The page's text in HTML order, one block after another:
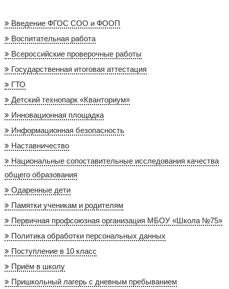
Введение ФГОС СОО и ФООП
Воспитательная работа
Всероссийские проверочные работы
Государственная итоговая аттестация
ГТО
Детский технопарк «Кванториум»
Инновационная площадка
Информационная безопасность
Наставничество
Национальные сопоставительные исследования качества
общего образования
Одаренные дети
Памятки ученикам и родителям
Первичная профсоюзная организация МБОУ «Школа №75»
Политика обработки персональных данных
Поступление в 10 класс
Приём в школу
Пришкольный лагерь с дневным пребыванием